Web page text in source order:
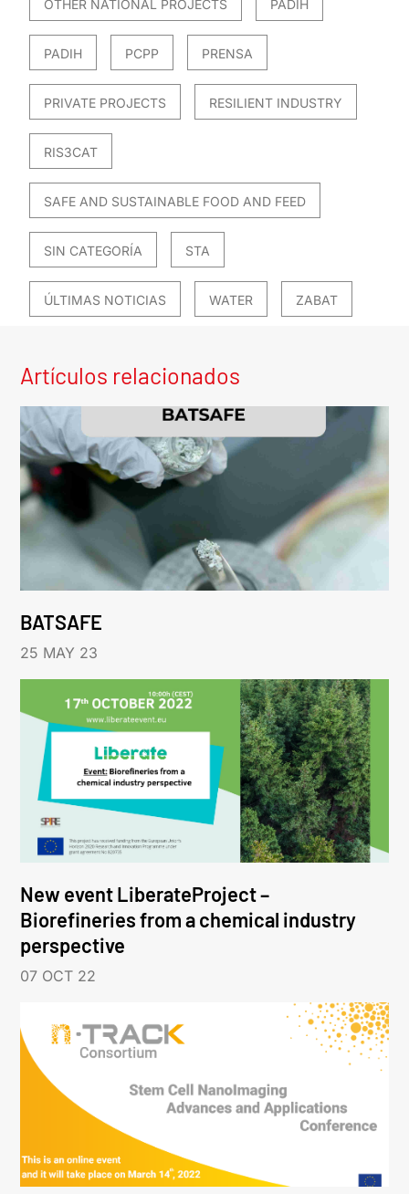
OTHER NATIONAL PROJECTS PADIH
PADIH PCPP PRENSA
PRIVATE PROJECTS RESILIENT INDUSTRY
RIS3CAT
SAFE AND SUSTAINABLE FOOD AND FEED
SIN CATEGORÍA STA
ÚLTIMAS NOTICIAS WATER ZABAT
Artículos relacionados
BATSAFE
25 MAY 23
New event LiberateProject –
Biorefineries from a chemical industry
perspective
07 OCT 22